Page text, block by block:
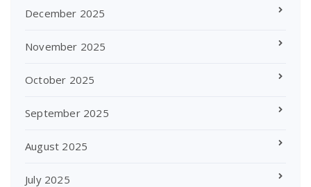
December 2025
November 2025
October 2025
September 2025
August 2025
July 2025